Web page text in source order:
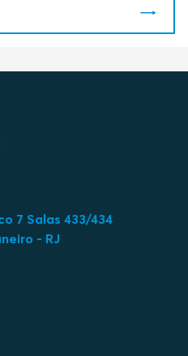
7 Salas 433/434
- RJ